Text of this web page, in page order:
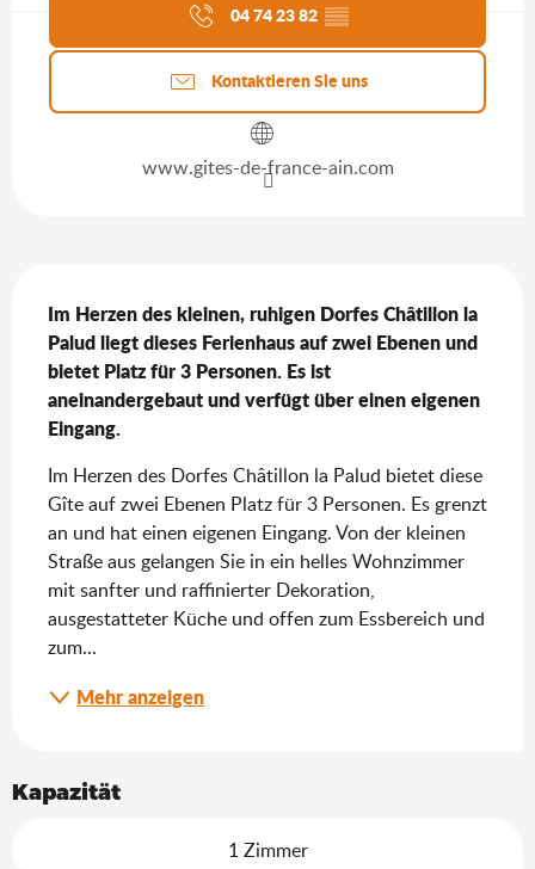
04 74 23 82 ▒▒
Kontaktieren Sie uns
www.gites-de-france-ain.com
Im Herzen des kleinen, ruhigen Dorfes Châtillon la
Palud liegt dieses Ferienhaus auf zwei Ebenen und
bietet Platz für 3 Personen. Es ist
aneinandergebaut und verfügt über einen eigenen
Eingang.
Im Herzen des Dorfes Châtillon la Palud bietet diese
Gîte auf zwei Ebenen Platz für 3 Personen. Es grenzt
an und hat einen eigenen Eingang. Von der kleinen
Straße aus gelangen Sie in ein helles Wohnzimmer
mit sanfter und raffinierter Dekoration,
ausgestatteter Küche und offen zum Essbereich und
zum...
Mehr anzeigen
Kapazität
1 Zimmer